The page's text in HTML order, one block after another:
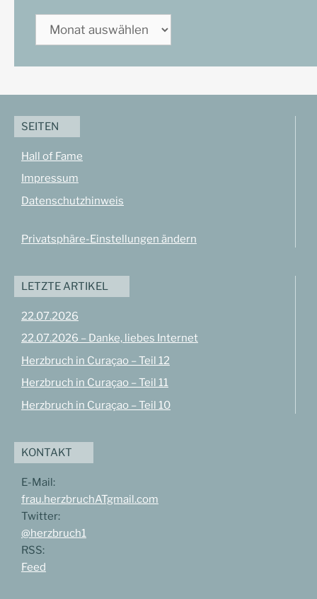
SEITEN
Hall of Fame
Impressum
Datenschutzhinweis
Privatsphäre-Einstellungen ändern
LETZTE ARTIKEL
22.07.2026
22.07.2026 – Danke, liebes Internet
Herzbruch in Curaçao – Teil 12
Herzbruch in Curaçao – Teil 11
Herzbruch in Curaçao – Teil 10
KONTAKT
E-Mail:
frau.herzbruchATgmail.com
Twitter:
@herzbruch1
RSS:
Feed